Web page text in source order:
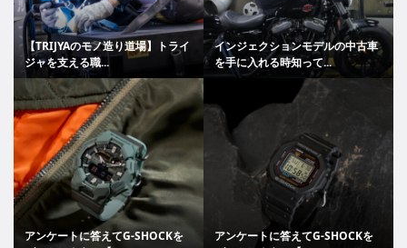
【TRIJYAのモノ造り道場】トライ
ジャを支える職...
インジェクションモデルの中古車
を手に入れる時知って...
アンケートに答えてG-SHOCKを
アンケートに答えてG-SHOCKを